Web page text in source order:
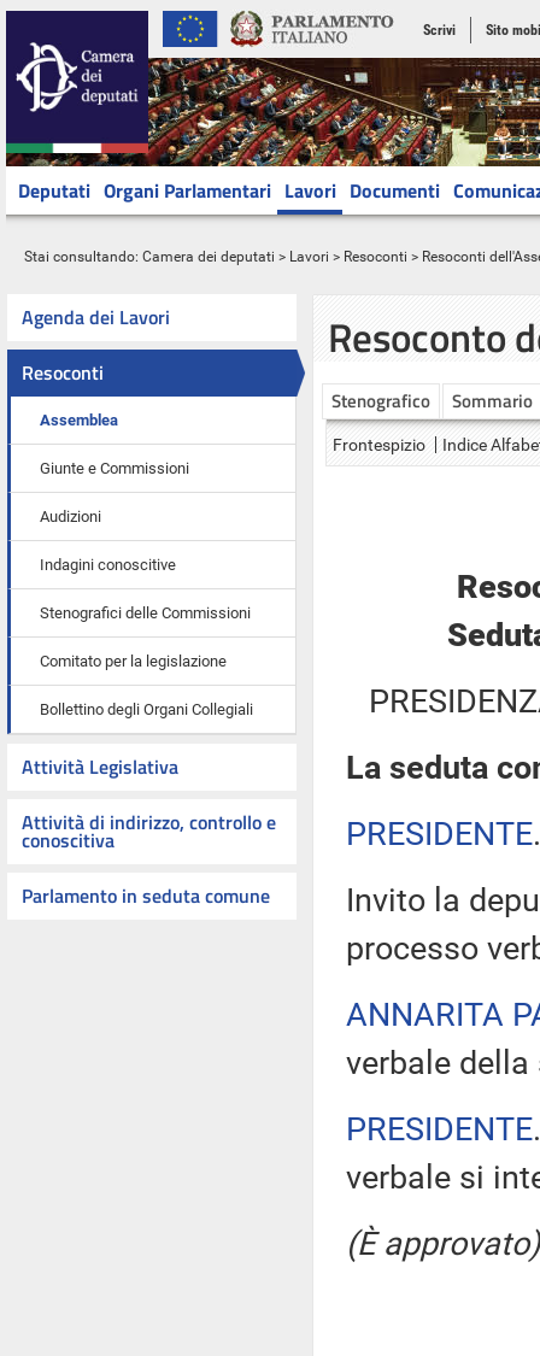
Scrivi Sito
Deputati Organi Parlamentari Lavori Documenti
Stai consultando: Camera dei deputati > Lavori > Resoconti > Resoconti
Agenda dei Lavori
Resoconti
Assemblea
Giunte e Commissioni
Audizioni
Indagini conoscitive
Stenografici delle Commissioni
Comitato per la legislazione
Bollettino degli Organi Collegiali
Attività Legislativa
Attività di indirizzo, controllo e
conoscitiva
Parlamento in seduta comune
Resoconto
Stenografico Sommario
Frontespizio Indice
La seduta
PRESIDENTE
Invito la
processo
ANNARITA
verbale
PRESIDENTE
verbale si
(È approvato)